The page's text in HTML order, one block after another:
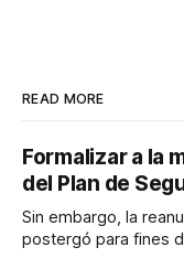
READ MORE
Formalizar a la
del Plan de
Sin embargo, la
postergó para fines